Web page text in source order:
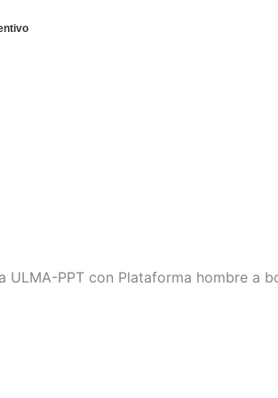
ULMA-PPT con Plataforma hombre a